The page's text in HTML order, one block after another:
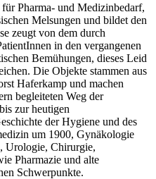
Pharma- und Medizinbedarf,
Melsungen und bildet den
zeugt von dem durch
in den vergangenen
Bemühungen, dieses Leid
Die Objekte stammen aus
Haferkamp und machen
begleiteten Weg der
zur heutigen
der Hygiene und des
um 1900, Gynäkologie
Urologie, Chirurgie,
Pharmazie und alte
Schwerpunkte.